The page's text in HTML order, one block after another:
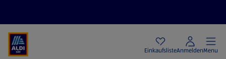
EinkaufslisteAnmeldenMenu